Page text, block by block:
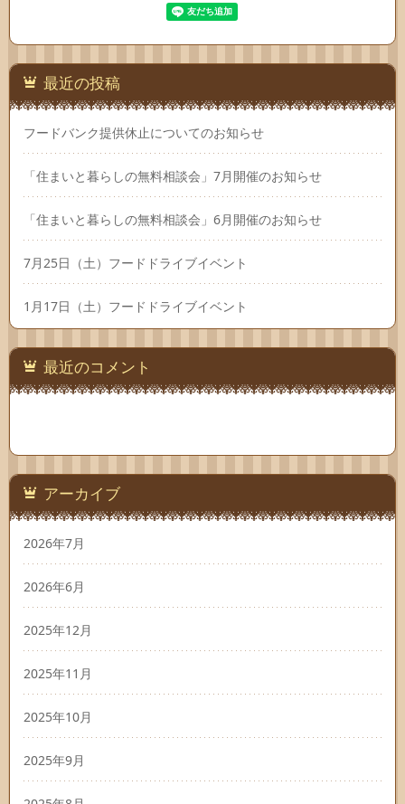
最近の投稿
フードバンク提供休止についてのお知らせ
「住まいと暮らしの無料相談会」7月開催のお知らせ
「住まいと暮らしの無料相談会」6月開催のお知らせ
7月25日（土）フードドライブイベント
1月17日（土）フードドライブイベント
最近のコメント
アーカイブ
2026年7月
2026年6月
2025年12月
2025年11月
2025年10月
2025年9月